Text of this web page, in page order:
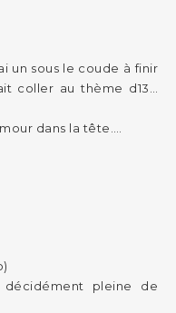
un sous le coude à finir
coller au thème d13…
dans la tête….
pleine de